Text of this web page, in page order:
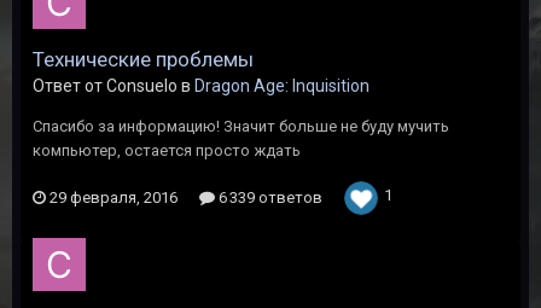
Технические проблемы
Ответ от Consuelo в Dragon Age: Inquisition
Спасибо за информацию! Значит больше не буду мучить
компьютер, остается просто ждать
29 февраля, 2016 6 339 ответов 1